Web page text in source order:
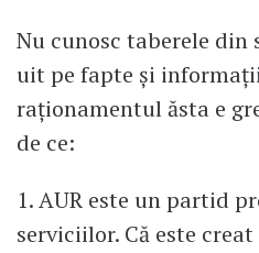
Nu cunosc taberele din
uit pe fapte și
raționamentul ăsta e
de ce:
1. AUR este un partid
serviciilor. Că este